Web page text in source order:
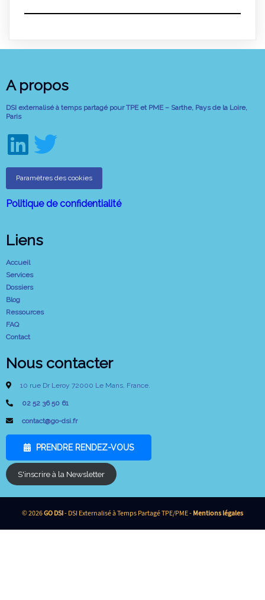
A propos
DSI externalisé à temps partagé pour TPE et PME – Sarthe, Pays de la Loire,
Paris
Paramètres des cookies
Politique de confidentialité
Liens
Accueil
Services
Dossiers
Blog
Ressources
FAQ
Contact
Nous contacter
10 rue Dr Leroy 72000 Le Mans, France.
02 52 36 50 61
contact@go-dsi.fr
PRENDRE RENDEZ-VOUS
S'inscrire à la Newsletter
© 2026GO DSI- DSI Externalisé à Temps Partagé TPE/PME -Mentions légales